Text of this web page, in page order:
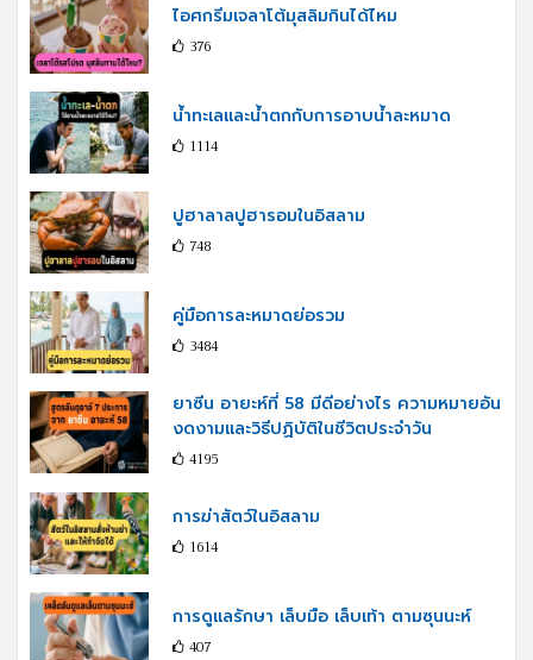
ไอศกรีมเจลาโต้มุสลิมกินได้ไหม
376
น้ำทะเลและน้ำตกกับการอาบน้ำละหมาด
1114
ปูฮาลาลปูฮารอมในอิสลาม
748
คู่มือการละหมาดย่อรวม
3484
ยาซีน อายะห์ที่ 58 มีดีอย่างไร ความหมายอัน
งดงามและวิธีปฏิบัติในชีวิตประจำวัน
4195
การฆ่าสัตว์ในอิสลาม
1614
การดูแลรักษา เล็บมือ เล็บเท้า ตามซุนนะห์
407